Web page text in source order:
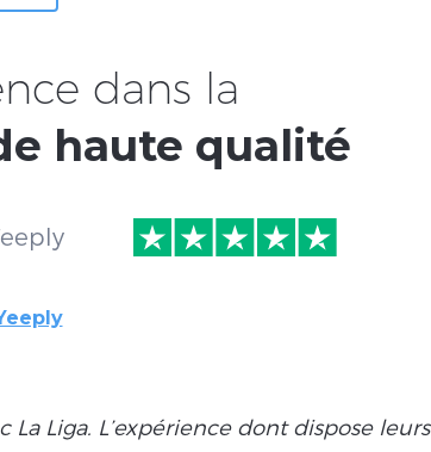
dans la
haute qualité
Liga. L’expérience dont dispose leurs